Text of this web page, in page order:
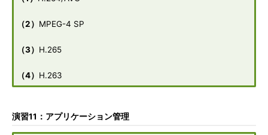
（2） MPEG-4 SP
（3） H.265
（4） H.263
演習11：アプリケーション管理